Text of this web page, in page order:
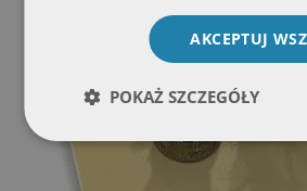
AKCEPTUJ
POKAŻ SZCZEGÓŁY